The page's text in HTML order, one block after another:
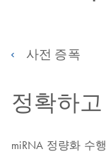
사전 증폭
정확하
miRNA 정량화 수